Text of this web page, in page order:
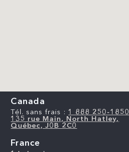
Canada
Tél. sans frais : 1 888 250-1850
135 rue Main, North Hatley,
Québec, J0B 2C0
France